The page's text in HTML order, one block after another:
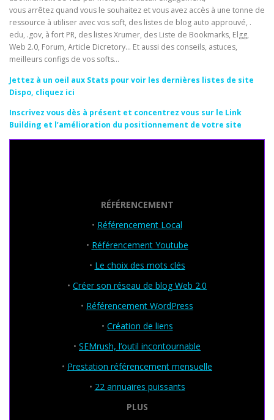
vous arrêtez quand vous le souhaitez et vous avez accès à une tonne de
ressource à utiliser avec vos soft, des listes de blog auto approuvé, .
edu, .gov, à fort PR, des listes Xrumer, des Liste de Bookmarks, Elgg,
Web 2.0, Forum, Article Dicretory… Et aussi des conseils, astuces,
meilleurs configs de vos softs…
Jettez à un oeil aux Stats pour voir les dernières listes de site
Dispo, cliquez ici
Inscrivez vous dès à présent et concentrez vous sur le Link
Building et l’amélioration du positionnement de votre site
RÉFÉRENCEMENT
• Référencement Local
• Référencement Youtube
• Le choix des mots clés
• Créer son réseau de blog Web 2.0
• Référencement WordPress
• Création de liens
• SEMrush, l’outil incontournable
• Prestation référencement mensuelle
• 22 annuaires puissants
PLUS